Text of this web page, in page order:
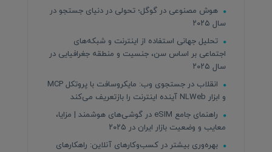
هوش مصنوعی در گوگل؛ تحولی در دنیای جستجو در
سال ۲۰۲۵
تحلیل جهانی استفاده از اینترنت و شبکه‌های
اجتماعی بر اساس سن، جنسیت و منطقه جغرافیایی در
سال ۲۰۲۵
انقلاب در جستجوی وب: مایکروسافت با پروتکل MCP
و ابزار NLWeb آینده اینترنت را بازتعریف می‌کند
راهنمای جامع eSIM در گوشی‌های هوشمند | مزایا،
معایب و وضعیت بازار ایران در ۲۰۲۵
بهره‌وری بیشتر در کسب‌وکارهای آنلاین: راهکارهای